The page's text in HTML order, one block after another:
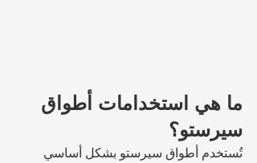
ما هي استخدامات أطواق
سيرستو؟
تُستخدم أطواق سيرستو بشكل أساسي